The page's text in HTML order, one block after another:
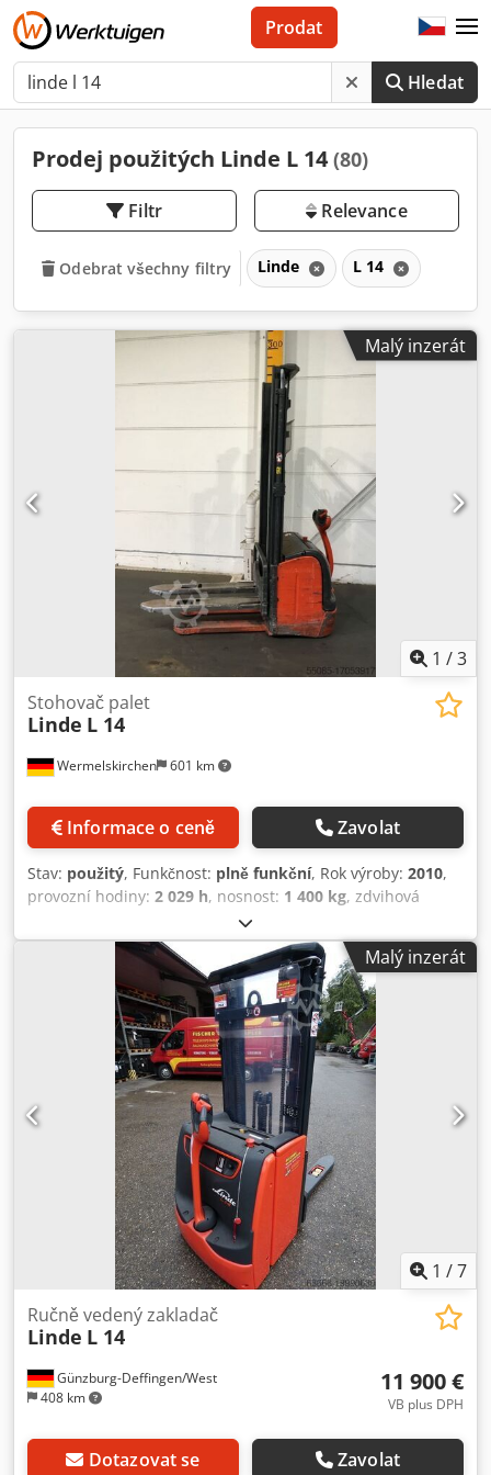
Hledat
Prodat
Prodej použitých Linde L 14 (80)
Filtr Relevance
Odebrat všechny filtry Linde L 14
Malý inzerát
1 /3
Wermelskirchen 601 km
Stohovač palet
Linde L 14
Informace o ceně Zavolat
Stav: použitý, Funkčnost: plně funkční, Rok výroby: 2010,
provozní hodiny: 2 029 h, nosnost: 1 400 kg, zdvihová
elektrický
simplex, stavební výška:2 380 mm, délka vidlic:1 150 mm,
Elektro, Vysokozdvižný vozík Typ stožáru:
Standardní Technický stav: normální Typ přední
pneumatiky: Bandáže Stav přední pneumatiky: 60 - 80%
Typ zadní pneumatiky: Bandáže Stav zadní pneumatiky: 40
- 60% Napětí baterie: 24V Cjdpsukrh Sjfx Ahysrf Kapacita
baterie: 250Ah Rok výroby baterie: 2010 Popis: Zařízení
bude v případě potřeby částečně lakováno, servisováno a
podrobí se UVV kontrole. Ceny na vyžádání. Poškození:
Stožár a nosič vidlic mírně vymačkané, vozík celkově
poškrábaný, promáčknutý a narezavělý.
Malý inzerát
1 /7
Günzburg-Deffingen/West
408 km
Ručně vedený zakladač
Linde L 14
11 900 €
VB plus DPH
Dotazovat se Zavolat